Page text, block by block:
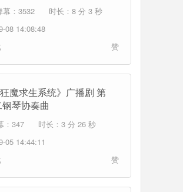
幕：3532
时长：8 分 3 秒
08 14:08:48
赞
魔求生系统》广播剧 第
琴协奏曲
：347
时长：3 分 26 秒
05 14:44:11
赞